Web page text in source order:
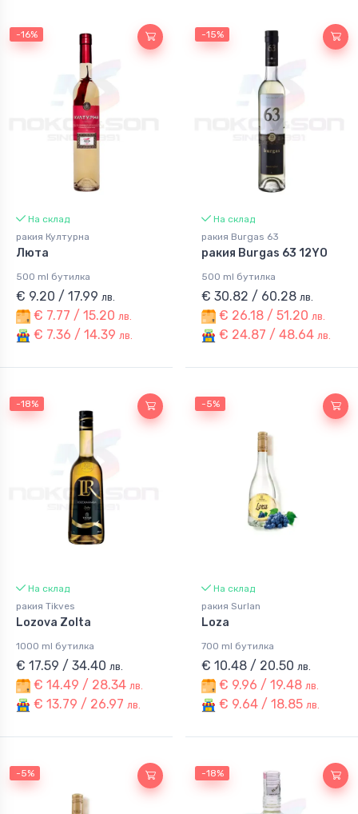
-16%
На склад
ракия Културна
Люта
500 ml бутилка
€ 9.20 / 17.99 лв.
€ 7.77 / 15.20 лв.
€ 7.36 / 14.39 лв.
-15%
На склад
ракия Burgas 63
ракия Burgas 63 12YO
500 ml бутилка
€ 30.82 / 60.28 лв.
€ 26.18 / 51.20 лв.
€ 24.87 / 48.64 лв.
-18%
На склад
ракия Tikves
Lozova Zolta
1000 ml бутилка
€ 17.59 / 34.40 лв.
€ 14.49 / 28.34 лв.
€ 13.79 / 26.97 лв.
-5%
На склад
ракия Surlan
Loza
700 ml бутилка
€ 10.48 / 20.50 лв.
€ 9.96 / 19.48 лв.
€ 9.64 / 18.85 лв.
-5% -18%